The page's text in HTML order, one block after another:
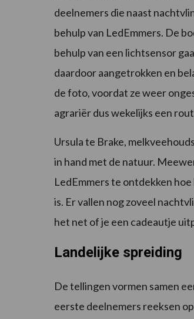
deelnemers die naast
behulp van LedEmmers. De
behulp van een lichtsensor
daardoor aangetrokken en
de foto, voordat ze weer
agrariër dus wekelijks een
Ursula te Brake,
in hand met de natuur.
LedEmmers te ontdekken
is. Er vallen nog zoveel
het net of je een cadeautje
Landelijke spreiding
De tellingen vormen samen
eerste deelnemers reeksen